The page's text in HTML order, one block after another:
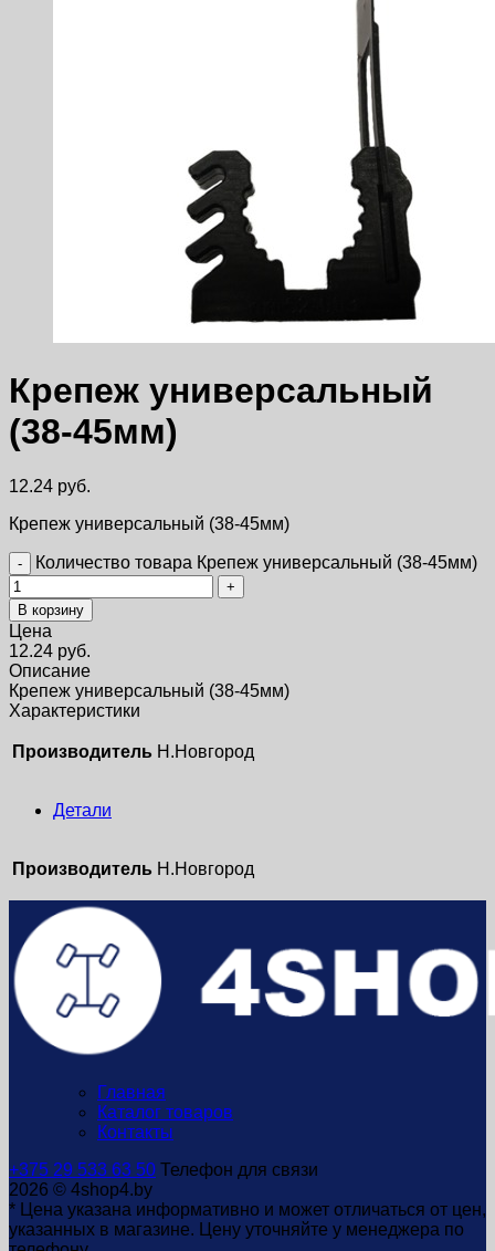
Крепеж универсальный
(38-45мм)
12.24 руб.
Крепеж универсальный (38-45мм)
Количество товара Крепеж универсальный (38-45мм)
В корзину
Цена
12.24 руб.
Описание
Крепеж универсальный (38-45мм)
Характеристики
Производитель Н.Новгород
Детали
Производитель Н.Новгород
Главная
Каталог товаров
Контакты
+375 29 533 63 50 Телефон для связи
2026 © 4shop4.by
* Цена указана информативно и может отличаться от цен,
указанных в магазине. Цену уточняйте у менеджера по